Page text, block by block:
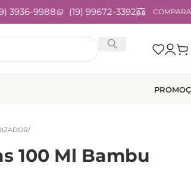
3936-9988 (19) 99672-3392
/
100 Ml Bambu